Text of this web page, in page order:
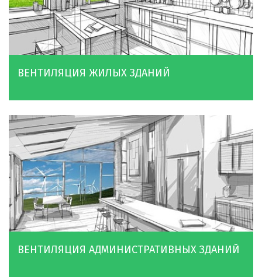
ВЕНТИЛЯЦИЯ ЖИЛЫХ ЗДАНИЙ
ВЕНТИЛЯЦИЯ АДМИНИСТРАТИВНЫХ ЗДАНИЙ